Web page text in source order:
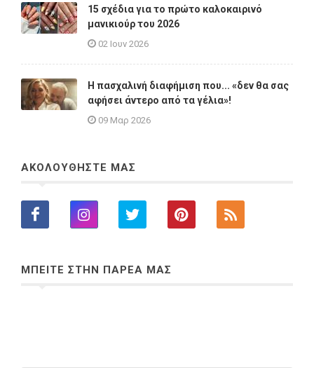
15 σχέδια για το πρώτο καλοκαιρινό
μανικιούρ του 2026
02 Ιουν 2026
Η πασχαλινή διαφήμιση που... «δεν θα σας
αφήσει άντερο από τα γέλια»!
09 Μαρ 2026
ΑΚΟΛΟΥΘΗΣΤΕ ΜΑΣ
ΜΠΕΙΤΕ ΣΤΗΝ ΠΑΡΕΑ ΜΑΣ